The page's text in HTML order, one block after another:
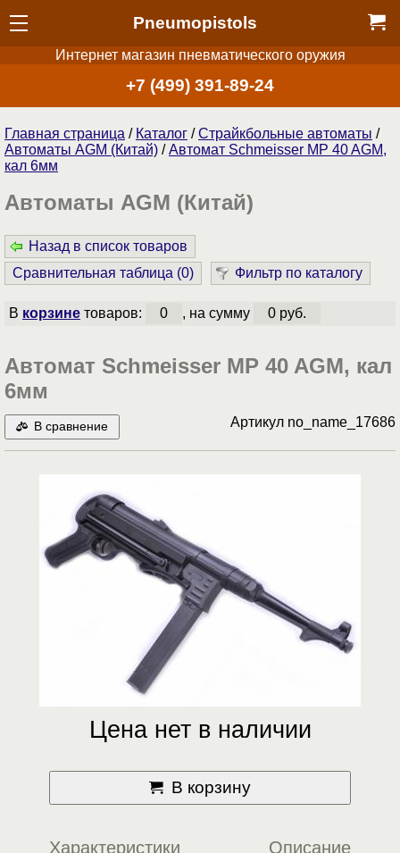
Pneumopistols
Интернет магазин пневматического оружия
+7 (499) 391-89-24
Главная страница / Каталог /Страйкбольные автоматы /
Автоматы AGM (Китай) /Автомат Schmeisser MP 40 AGM,
кал 6мм
Автоматы AGM (Китай)
Назад в список товаров
Сравнительная таблица (0) Фильтр по каталогу
В корзинетоваров: 0 , на сумму 0 руб.
Автомат Schmeisser MP 40 AGM, кал
6мм
В сравнение Артикул no_name_17686
Цена нет в наличии
В корзину
Характеристики Описание